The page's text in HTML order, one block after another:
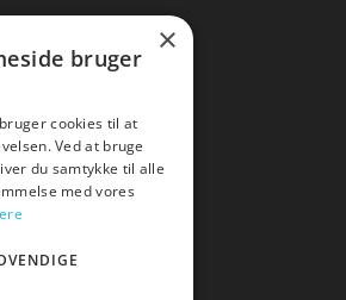
×
bruger
cookies til at
Ved at bruge
du samtykke til alle
med vores